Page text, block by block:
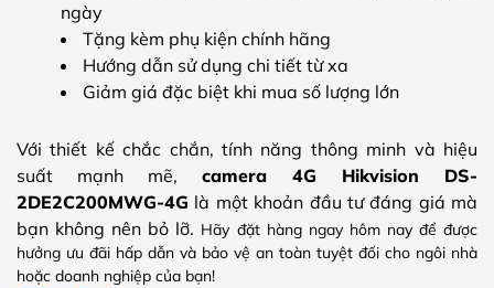
ngày
Tặng kèm phụ kiện chính hãng
Hướng dẫn sử dụng chi tiết từ xa
Giảm giá đặc biệt khi mua số lượng lớn
Với thiết kế chắc chắn, tính năng thông minh và hiệu
suất mạnh mẽ, camera 4G Hikvision DS-
2DE2C200MWG-4G là một khoản đầu tư đáng giá mà
bạn không nên bỏ lỡ. Hãy đặt hàng ngay hôm nay để được
hưởng ưu đãi hấp dẫn và bảo vệ an toàn tuyệt đối cho ngôi nhà
hoặc doanh nghiệp của bạn!